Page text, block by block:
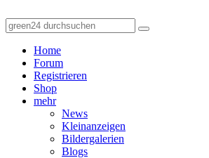
Home
Forum
Registrieren
Shop
mehr
News
Kleinanzeigen
Bildergalerien
Blogs